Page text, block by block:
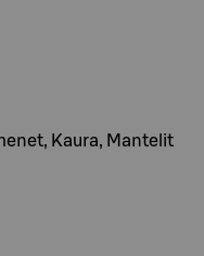
Kaura, Mantelit